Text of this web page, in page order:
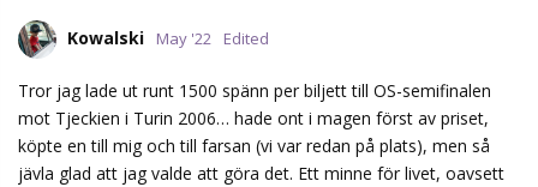
Kowalski May '22 Edited
Tror jag lade ut runt 1500 spänn per biljett till OS-semifinalen
mot Tjeckien i Turin 2006… hade ont i magen först av priset,
köpte en till mig och till farsan (vi var redan på plats), men så
jävla glad att jag valde att göra det. Ett minne för livet, oavsett